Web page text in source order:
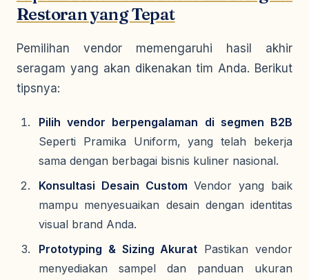
Restoran yang Tepat
Pemilihan vendor memengaruhi hasil akhir
seragam yang akan dikenakan tim Anda. Berikut
tipsnya:
Pilih vendor berpengalaman di segmen B2B
Seperti Pramika Uniform, yang telah bekerja
sama dengan berbagai bisnis kuliner nasional.
Konsultasi Desain Custom Vendor yang baik
mampu menyesuaikan desain dengan identitas
visual brand Anda.
Prototyping & Sizing Akurat Pastikan vendor
menyediakan sampel dan panduan ukuran